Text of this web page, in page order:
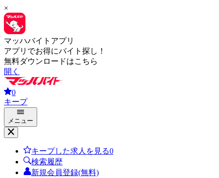
×
マッハバイトアプリ
アプリでお得にバイト探し！
無料ダウンロードはこちら
開く
0
キープ
メニュー
キープした求人を見る0
検索履歴
新規会員登録(無料)